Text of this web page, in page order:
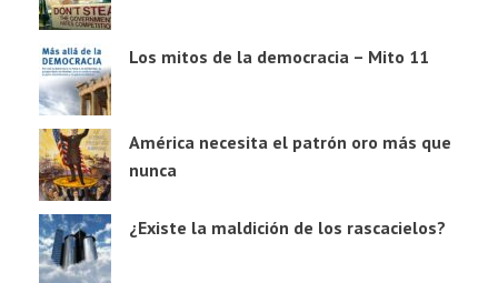
Los mitos de la democracia – Mito 11
América necesita el patrón oro más que
nunca
¿Existe la maldición de los rascacielos?